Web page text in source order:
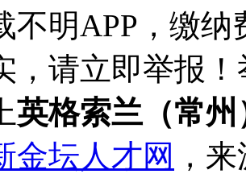
不明APP，缴
，请立即举报
英格索兰（常
金坛人才网 ，